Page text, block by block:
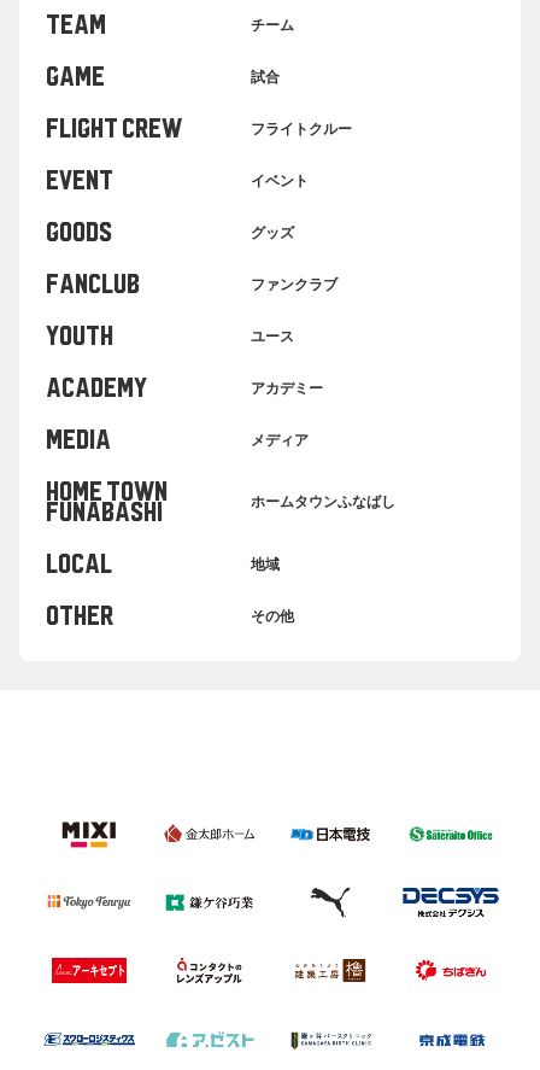
TEAM チーム
GAME 試合
FLIGHT CREW フライトクルー
EVENT イベント
GOODS グッズ
FANCLUB ファンクラブ
YOUTH ユース
ACADEMY アカデミー
MEDIA メディア
HOME TOWN
FUNABASHI ホームタウンふなばし
LOCAL 地域
OTHER その他